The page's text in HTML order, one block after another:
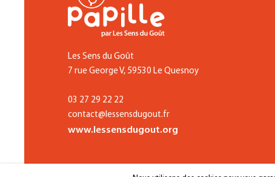
Les Sens du Goût
7 rue George V, 59530 Le Quesnoy
03 27 29 22 22
contact@lessensdugout.fr
www.lessensdugout.org